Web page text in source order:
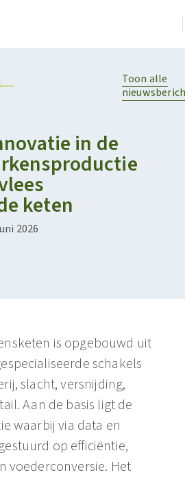
Toon alle
in de
keten
2026
is opgebouwd uit
schakels
slacht, versnijding,
Aan de basis ligt de
waarbij via data en
op efficiëntie,
voederconversie. Het